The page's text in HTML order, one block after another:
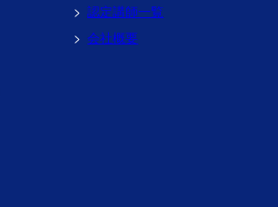
認定講師一覧
会社概要